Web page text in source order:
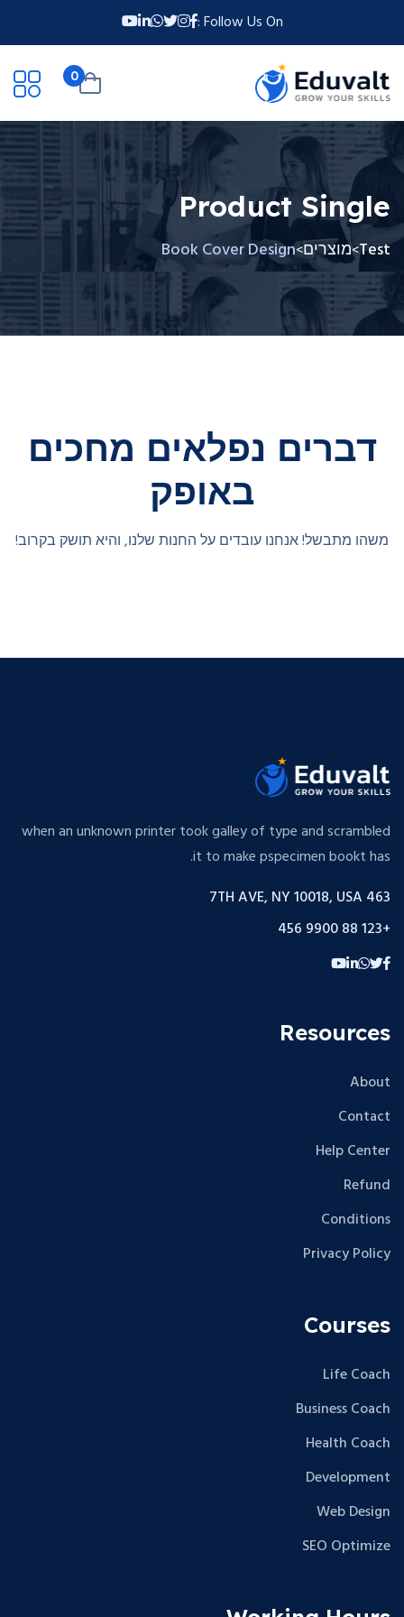
Follow Us On :
0
Product Single
Test
>מוצרים>
Book Cover Design
דברים נפלאים מחכים
באופק
משהו מתבשל! אנחנו עובדים על החנות שלנו, והיא תושק בקרוב!
when an unknown printer took galley of type and scrambled
it to make pspecimen bookt has.
463 7TH AVE, NY 10018, USA
+123 88 9900 456
Resources
About
Contact
Help Center
Refund
Conditions
Privacy Policy
Courses
Life Coach
Business Coach
Health Coach
Development
Web Design
SEO Optimize